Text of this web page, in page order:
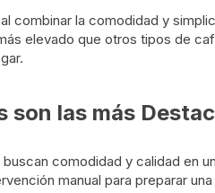
combinar la comodidad y
elevado que otros tipos de
las más
comodidad y calidad en
manual para preparar